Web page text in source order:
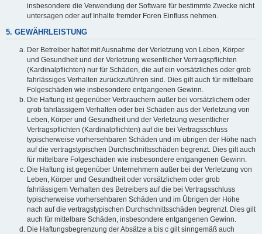
insbesondere die Verwendung der Software für bestimmte Zwecke nicht
untersagen oder auf Inhalte fremder Foren Einfluss nehmen.
5. GEWÄHRLEISTUNG
Der Betreiber haftet mit Ausnahme der Verletzung von Leben, Körper
und Gesundheit und der Verletzung wesentlicher Vertragspflichten
(Kardinalpflichten) nur für Schäden, die auf ein vorsätzliches oder grob
fahrlässiges Verhalten zurückzuführen sind. Dies gilt auch für mittelbare
Folgeschäden wie insbesondere entgangenen Gewinn.
Die Haftung ist gegenüber Verbrauchern außer bei vorsätzlichem oder
grob fahrlässigem Verhalten oder bei Schäden aus der Verletzung von
Leben, Körper und Gesundheit und der Verletzung wesentlicher
Vertragspflichten (Kardinalpflichten) auf die bei Vertragsschluss
typischerweise vorhersehbaren Schäden und im übrigen der Höhe nach
auf die vertragstypischen Durchschnittsschäden begrenzt. Dies gilt auch
für mittelbare Folgeschäden wie insbesondere entgangenen Gewinn.
Die Haftung ist gegenüber Unternehmern außer bei der Verletzung von
Leben, Körper und Gesundheit oder vorsätzlichem oder grob
fahrlässigem Verhalten des Betreibers auf die bei Vertragsschluss
typischerweise vorhersehbaren Schäden und im Übrigen der Höhe
nach auf die vertragstypischen Durchschnittsschäden begrenzt. Dies gilt
auch für mittelbare Schäden, insbesondere entgangenen Gewinn.
Die Haftungsbegrenzung der Absätze a bis c gilt sinngemäß auch